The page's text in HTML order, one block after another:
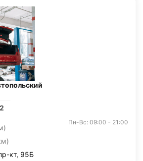
Пн-Вс: 09:00 - 21:00
кт, 95Б